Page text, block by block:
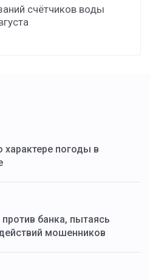
счётчиков воды
характере погоды в
против банка, пытаясь
мошенников